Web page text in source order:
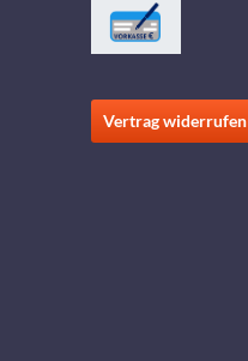
Vertrag widerrufen